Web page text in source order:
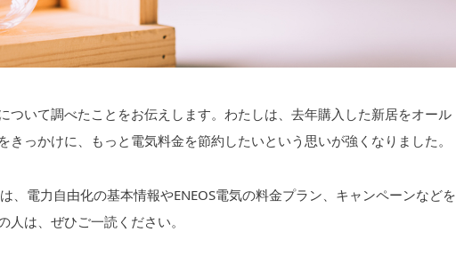
ついて調べたことをお伝えします。わたしは、去年購入した新居をオール
っかけに、もっと電気料金を節約したいという思いが強くなりました。
、電力自由化の基本情報やENEOS電気の料金プラン、キャンペーンなどを
は、ぜひご一読ください。